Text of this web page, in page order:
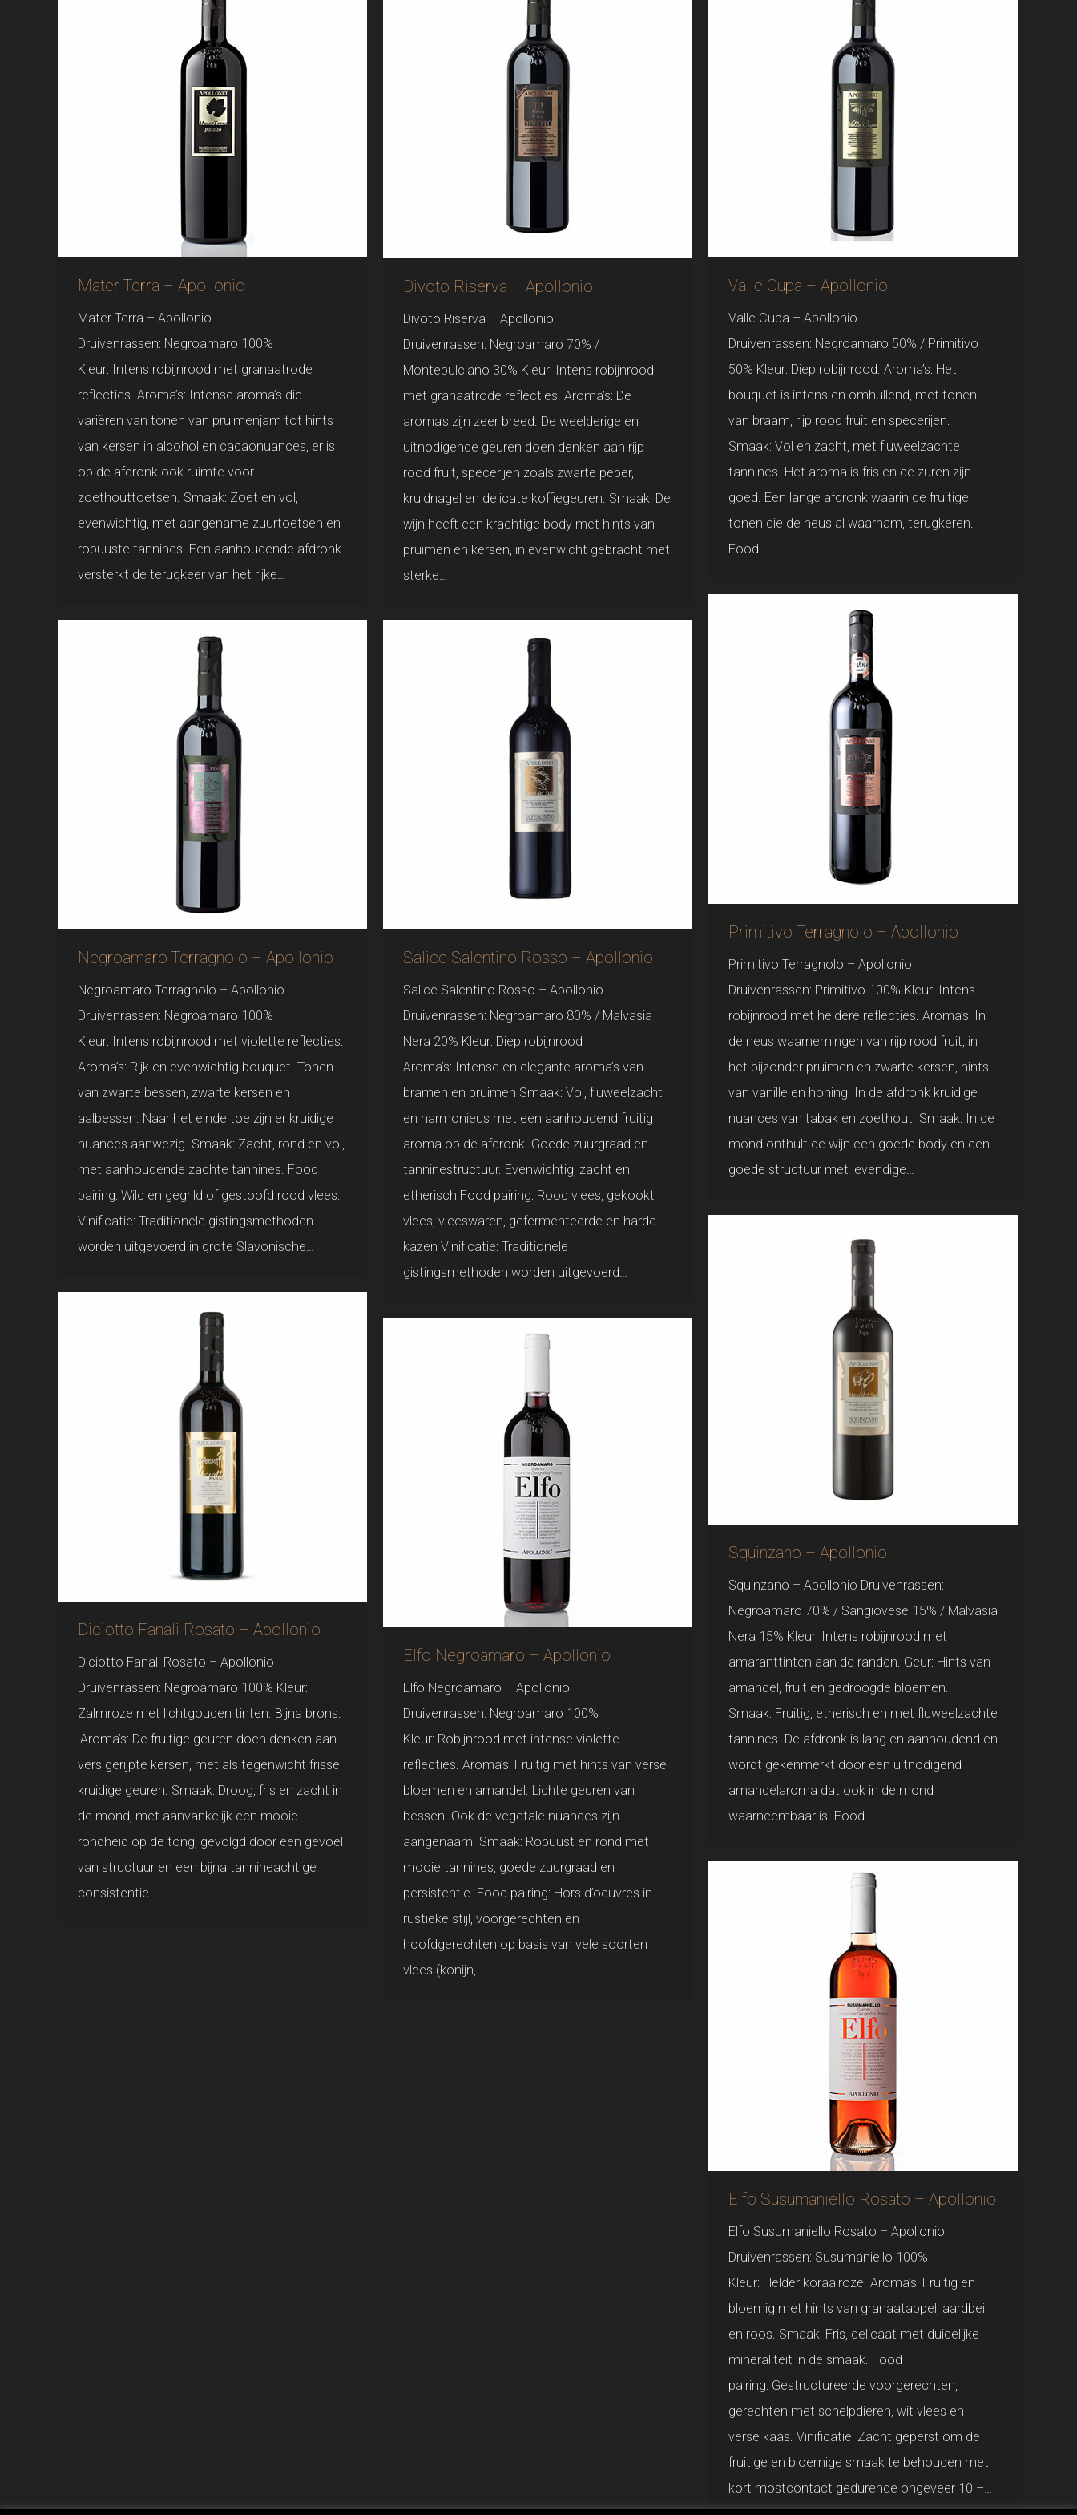
Mater Terra – Apollonio
Mater Terra – Apollonio
Druivenrassen: Negroamaro 100%
Kleur: Intens robijnrood met granaatrode
reflecties. Aroma’s: Intense aroma’s die
variëren van tonen van pruimenjam tot hints
van kersen in alcohol en cacaonuances, er is
op de afdronk ook ruimte voor
zoethouttoetsen. Smaak: Zoet en vol,
evenwichtig, met aangename zuurtoetsen en
robuuste tannines. Een aanhoudende afdronk
versterkt de terugkeer van het rijke…
Divoto Riserva – Apollonio
Divoto Riserva – Apollonio
Druivenrassen: Negroamaro 70% /
Montepulciano 30% Kleur: Intens robijnrood
met granaatrode reflecties. Aroma’s: De
aroma’s zijn zeer breed. De weelderige en
uitnodigende geuren doen denken aan rijp
rood fruit, specerijen zoals zwarte peper,
kruidnagel en delicate koffiegeuren. Smaak: De
wijn heeft een krachtige body met hints van
pruimen en kersen, in evenwicht gebracht met
sterke…
Valle Cupa – Apollonio
Valle Cupa – Apollonio
Druivenrassen: Negroamaro 50% / Primitivo
50% Kleur: Diep robijnrood. Aroma’s: Het
bouquet is intens en omhullend, met tonen
van braam, rijp rood fruit en specerijen.
Smaak: Vol en zacht, met fluweelzachte
tannines. Het aroma is fris en de zuren zijn
goed. Een lange afdronk waarin de fruitige
tonen die de neus al waarnam, terugkeren.
Food…
Primitivo Terragnolo – Apollonio
Primitivo Terragnolo – Apollonio
Druivenrassen: Primitivo 100% Kleur: Intens
robijnrood met heldere reflecties. Aroma’s: In
de neus waarnemingen van rijp rood fruit, in
het bijzonder pruimen en zwarte kersen, hints
van vanille en honing. In de afdronk kruidige
nuances van tabak en zoethout. Smaak: In de
mond onthult de wijn een goede body en een
goede structuur met levendige…
Negroamaro Terragnolo – Apollonio
Negroamaro Terragnolo – Apollonio
Druivenrassen: Negroamaro 100%
Kleur: Intens robijnrood met violette reflecties.
Aroma’s: Rijk en evenwichtig bouquet. Tonen
van zwarte bessen, zwarte kersen en
aalbessen. Naar het einde toe zijn er kruidige
nuances aanwezig. Smaak: Zacht, rond en vol,
met aanhoudende zachte tannines. Food
pairing: Wild en gegrild of gestoofd rood vlees.
Vinificatie: Traditionele gistingsmethoden
worden uitgevoerd in grote Slavonische…
Salice Salentino Rosso – Apollonio
Salice Salentino Rosso – Apollonio
Druivenrassen: Negroamaro 80% / Malvasia
Nera 20% Kleur: Diep robijnrood
Aroma’s: Intense en elegante aroma’s van
bramen en pruimen Smaak: Vol, fluweelzacht
en harmonieus met een aanhoudend fruitig
aroma op de afdronk. Goede zuurgraad en
tanninestructuur. Evenwichtig, zacht en
etherisch Food pairing: Rood vlees, gekookt
vlees, vleeswaren, gefermenteerde en harde
kazen Vinificatie: Traditionele
gistingsmethoden worden uitgevoerd…
Squinzano – Apollonio
Squinzano – Apollonio Druivenrassen:
Negroamaro 70% / Sangiovese 15% / Malvasia
Nera 15% Kleur: Intens robijnrood met
amaranttinten aan de randen. Geur: Hints van
amandel, fruit en gedroogde bloemen.
Smaak: Fruitig, etherisch en met fluweelzachte
tannines. De afdronk is lang en aanhoudend en
wordt gekenmerkt door een uitnodigend
amandelaroma dat ook in de mond
waarneembaar is. Food…
Diciotto Fanali Rosato – Apollonio
Diciotto Fanali Rosato – Apollonio
Druivenrassen: Negroamaro 100% Kleur:
Zalmroze met lichtgouden tinten. Bijna brons.
|Aroma’s: De fruitige geuren doen denken aan
vers gerijpte kersen, met als tegenwicht frisse
kruidige geuren. Smaak: Droog, fris en zacht in
de mond, met aanvankelijk een mooie
rondheid op de tong, gevolgd door een gevoel
van structuur en een bijna tannineachtige
consistentie.…
Elfo Negroamaro – Apollonio
Elfo Negroamaro – Apollonio
Druivenrassen: Negroamaro 100%
Kleur: Robijnrood met intense violette
reflecties. Aroma’s: Fruitig met hints van verse
bloemen en amandel. Lichte geuren van
bessen. Ook de vegetale nuances zijn
aangenaam. Smaak: Robuust en rond met
mooie tannines, goede zuurgraad en
persistentie. Food pairing: Hors d’oeuvres in
rustieke stijl, voorgerechten en
hoofdgerechten op basis van vele soorten
vlees (konijn,…
Elfo Susumaniello Rosato – Apollonio
Elfo Susumaniello Rosato – Apollonio
Druivenrassen: Susumaniello 100%
Kleur: Helder koraalroze. Aroma’s: Fruitig en
bloemig met hints van granaatappel, aardbei
en roos. Smaak: Fris, delicaat met duidelijke
mineraliteit in de smaak. Food
pairing: Gestructureerde voorgerechten,
gerechten met schelpdieren, wit vlees en
verse kaas. Vinificatie: Zacht geperst om de
fruitige en bloemige smaak te behouden met
kort mostcontact gedurende ongeveer 10 –…